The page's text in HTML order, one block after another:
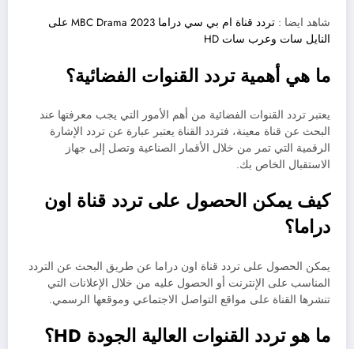
شاهد ايضا :
تردد قناة ام بي سي دراما MBC Drama 2023 على
النايل سات وعرب سات HD
ما هي أهمية تردد القنوات الفضائية؟
يعتبر تردد القنوات الفضائية من أهم الأمور التي يجب معرفتها عند
البحث عن قناة معينة، فتردد القناة يعتبر عبارة عن تردد الإشارة
الرقمية التي تمر من خلال الأقمار الصناعية وتصل إلى جهاز
الاستقبال الخاص بك.
كيف يمكن الحصول على تردد قناة اون
دراما؟
يمكن الحصول على تردد قناة اون دراما عن طريق البحث عن التردد
المناسب على الإنترنت أو الحصول عليه من خلال الإعلانات التي
تنشرها القناة على مواقع التواصل الاجتماعي وموقعها الرسمي.
ما هو تردد القنوات العالية الجودة HD؟